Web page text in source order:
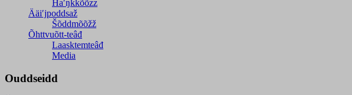
Haʹŋǩǩõõzz
Ääiʹjpoddsaž
Šõddmõõžž
Õhttvuõtt-teâđ
Laasktemteâđ
Media
Ouddseidd